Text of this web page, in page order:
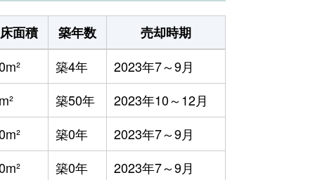
面積 築年数
売却時期
築4年
2023年7～9月
築50年
2023年10～12月
築0年
2023年7～9月
築0年
2023年7～9月